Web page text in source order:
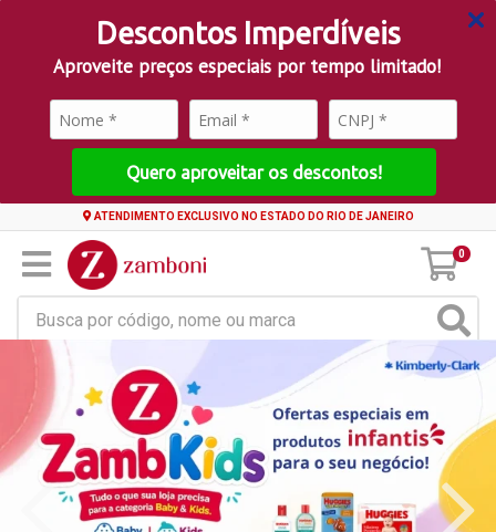
Descontos Imperdíveis
Aproveite preços especiais por tempo limitado!
Quero aproveitar os descontos!
ATENDIMENTO EXCLUSIVO NO ESTADO DO RIO DE JANEIRO
0